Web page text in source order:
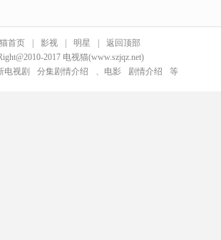
首页 影视 明星
返回顶部
2017 电视猫(www.szjqz.net)
电视剧
分集剧情介绍 、电影 剧情介绍 等